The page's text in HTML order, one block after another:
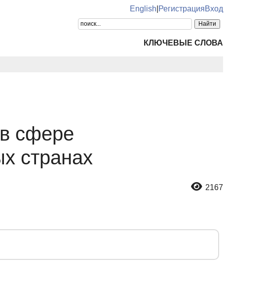
English РегистрацияВход
КЛЮЧЕВЫЕ СЛОВА
сфере
странах
2167